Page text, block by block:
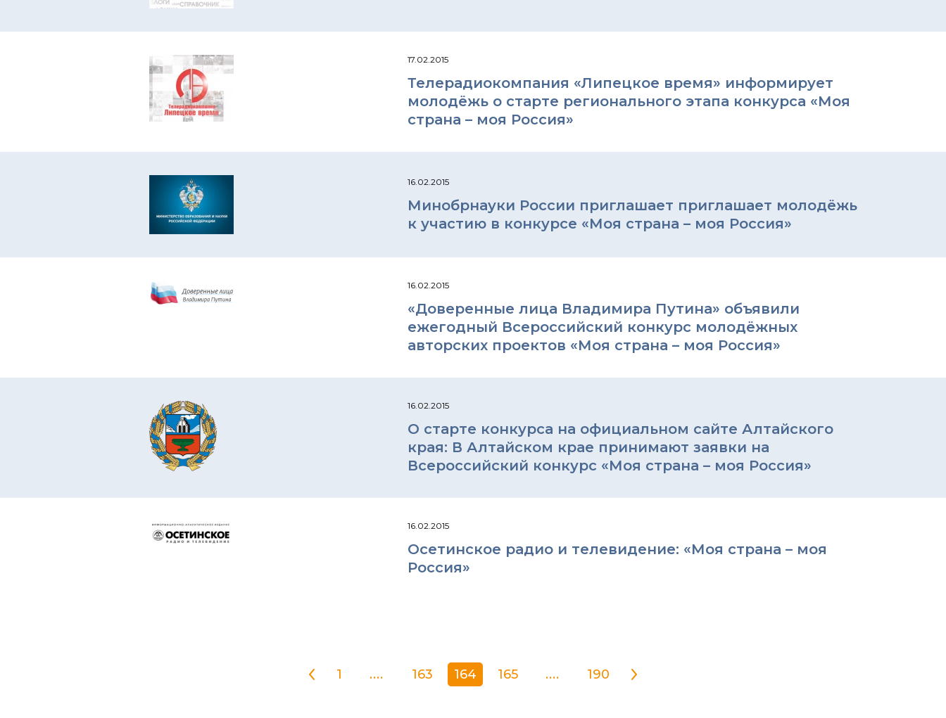
17.02.2015
Телерадиокомпания «Липецкое время» информирует
молодёжь о старте регионального этапа конкурса «Моя
страна – моя Россия»
16.02.2015
Минобрнауки России приглашает приглашает молодёжь
к участию в конкурсе «Моя страна – моя Россия»
16.02.2015
«Доверенные лица Владимира Путина» объявили
ежегодный Всероссийский конкурс молодёжных
авторских проектов «Моя страна – моя Россия»
16.02.2015
О старте конкурса на официальном сайте Алтайского
края: В Алтайском крае принимают заявки на
Всероссийский конкурс «Моя страна – моя Россия»
16.02.2015
Осетинское радио и телевидение: «Моя страна – моя
Россия»
1 .... 163 164 165 .... 190